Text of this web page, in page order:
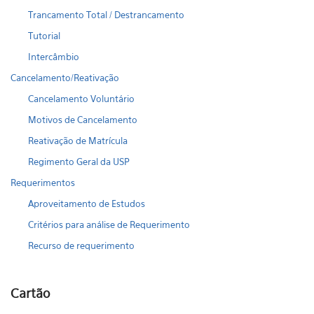
Trancamento Total / Destrancamento
Tutorial
Intercâmbio
Cancelamento/Reativação
Cancelamento Voluntário
Motivos de Cancelamento
Reativação de Matrícula
Regimento Geral da USP
Requerimentos
Aproveitamento de Estudos
Critérios para análise de Requerimento
Recurso de requerimento
Cartão